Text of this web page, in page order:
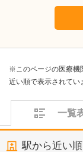
※このページの医療機
近い順で表示されてい
一覧
駅から近い